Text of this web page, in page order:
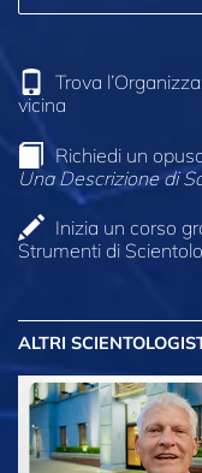
Trova
vicina
Richiedi un
Una Descrizione di
Inizia un corso
Strumenti di
ALTRI